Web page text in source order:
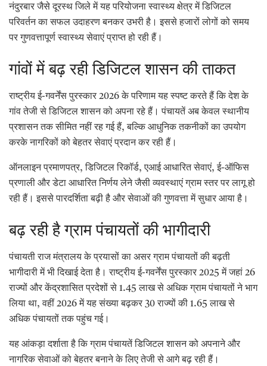
नंदुरबार जैसे दूरस्थ जिले में यह परियोजना स्वास्थ्य क्षेत्र में डिजिटल
परिवर्तन का सफल उदाहरण बनकर उभरी है। इससे हजारों लोगों को समय
पर गुणवत्तापूर्ण स्वास्थ्य सेवाएं प्राप्त हो रही हैं।
गांवों में बढ़ रही डिजिटल शासन की ताकत
राष्ट्रीय ई-गवर्नेंस पुरस्कार 2026 के परिणाम यह स्पष्ट करते हैं कि देश के
गांव तेजी से डिजिटल शासन को अपना रहे हैं। पंचायतें अब केवल स्थानीय
प्रशासन तक सीमित नहीं रह गई हैं, बल्कि आधुनिक तकनीकों का उपयोग
करके नागरिकों को बेहतर सेवाएं प्रदान कर रही हैं।
ऑनलाइन प्रमाणपत्र, डिजिटल रिकॉर्ड, एआई आधारित सेवाएं, ई-ऑफिस
प्रणाली और डेटा आधारित निर्णय लेने जैसी व्यवस्थाएं ग्राम स्तर पर लागू हो
रही हैं। इससे पारदर्शिता बढ़ी है और सेवाओं की गुणवत्ता में सुधार आया है।
बढ़ रही है ग्राम पंचायतों की भागीदारी
पंचायती राज मंत्रालय के प्रयासों का असर ग्राम पंचायतों की बढ़ती
भागीदारी में भी दिखाई देता है। राष्ट्रीय ई-गवर्नेंस पुरस्कार 2025 में जहां 26
राज्यों और केंद्रशासित प्रदेशों से 1.45 लाख से अधिक ग्राम पंचायतों ने भाग
लिया था, वहीं 2026 में यह संख्या बढ़कर 30 राज्यों की 1.65 लाख से
अधिक पंचायतों तक पहुंच गई।
यह आंकड़ा दर्शाता है कि ग्राम पंचायतें डिजिटल शासन को अपनाने और
नागरिक सेवाओं को बेहतर बनाने के लिए तेजी से आगे बढ़ रही हैं।